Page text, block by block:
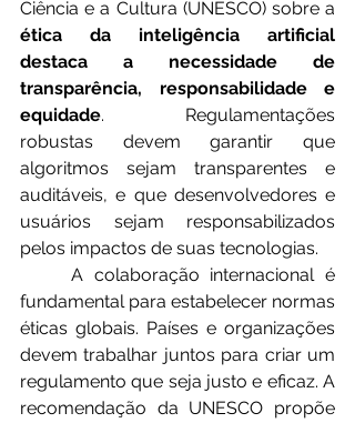
ética da inteligência artificial
destaca a necessidade de
transparência, responsabilidade e
equidade. Regulamentações
robustas devem garantir que
algoritmos sejam transparentes e
auditáveis, e que desenvolvedores e
usuários sejam responsabilizados
pelos impactos de suas tecnologias.
fundamental para estabelecer normas
éticas globais. Países e organizações
devem trabalhar juntos para criar um
regulamento que seja justo e eficaz. A
recomendação da UNESCO propõe